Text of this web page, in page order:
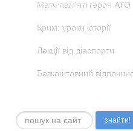
Матч пам'яті героя АТО
Крим: уроки історії
Лекції від діаспорти
Безкоштовний
Пошук... знайти!